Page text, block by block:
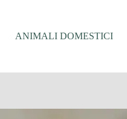
ANIMALI DOMESTICI